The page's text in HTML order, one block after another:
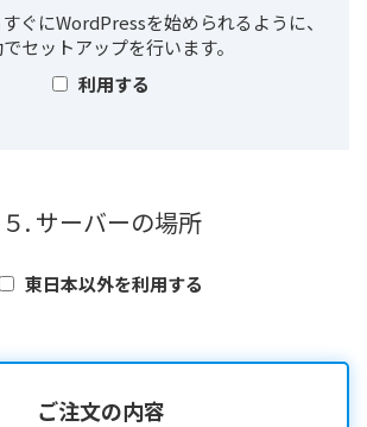
ぐにWordPressを始められるように、
セットアップを行います。
利用する
５. サーバーの場所
東日本以外を利用する
ご注文の内容